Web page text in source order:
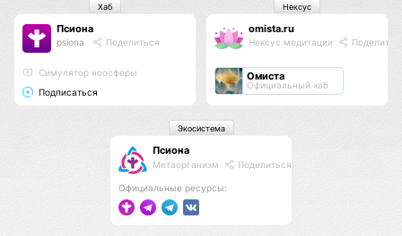
Псиона
psiona Поделиться
Cимулятор ноосферы
Подписаться
Хаб
omista.ru
Нексус медитации
Омиста
Официальный хаб
Нексус
Псиона
Метаорганизм Поделиться
Официальные ресурсы:
Экосистема